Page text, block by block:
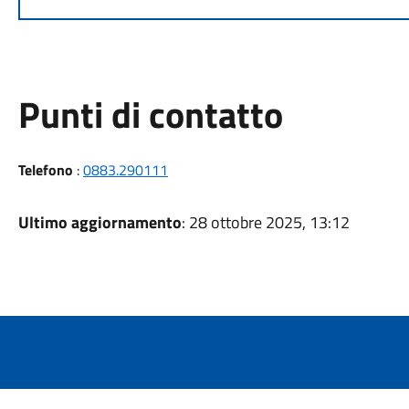
Punti di contatto
Telefono :0883.290111
Ultimo aggiornamento: 28 ottobre 2025, 13:12